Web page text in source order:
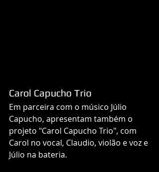
Carol Capucho Trio
Em parceira com o músico Júlio
Capucho, apresentam também o
projeto "Carol Capucho Trio", com
Carol no vocal, Claudio, violão e voz e
Júlio na bateria.